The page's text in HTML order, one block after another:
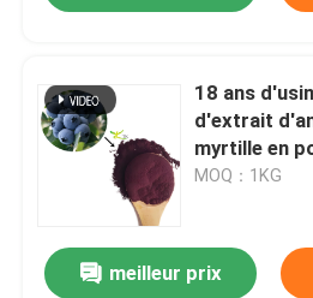
18 ans
d'extrait
myrtille en
prix
MOQ：1KG
meilleur prix